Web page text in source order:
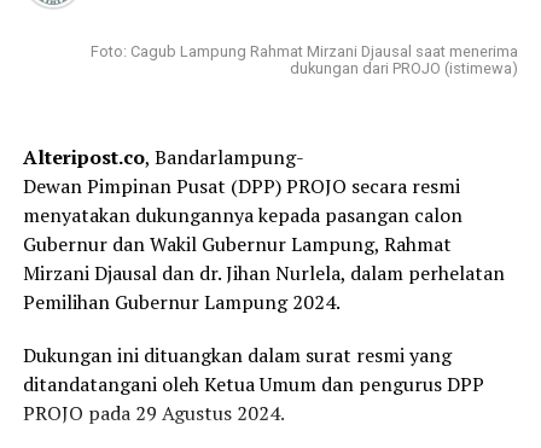
juga diberi akses untuk berpartisipasi mengevaluasi
harus berorientasi kepada masyarakat,” ucap Dedi.
Akademisi Unila ini juga meminta pihak Pansus agar
bekerja menggunakan hati nurani dan menjunjung
tinggi independensi. Sehingga tidak terpengaruh akan
hal-hal yang berpotensi terjadinya intervensi dari
“Marwah DPRD Lampung yang memiliki salah satu
fungsinya adalah pengawasan harus dijaga, sehingga
tidak terpengaruh akan hal-hal yang berpotensi
Foto: Cagub Lampung Rahmat Mirzani Djausal saat menerima
dukungan dari PROJO (istimewa)
Alteripost.co, Bandarlampung-
Dewan Pimpinan Pusat (DPP) PROJO secara resmi
menyatakan dukungannya kepada pasangan calon
Gubernur dan Wakil Gubernur Lampung, Rahmat
Mirzani Djausal dan dr. Jihan Nurlela, dalam perhelatan
Pemilihan Gubernur Lampung 2024.
Dukungan ini dituangkan dalam surat resmi yang
ditandatangani oleh Ketua Umum dan pengurus DPP
PROJO pada 29 Agustus 2024.